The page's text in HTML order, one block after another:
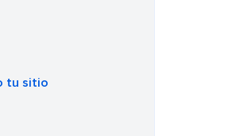
tu sitio